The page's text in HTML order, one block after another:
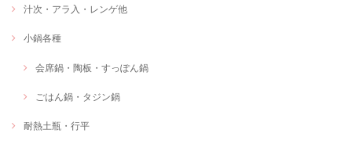
汁次・アラ入・レンゲ他
小鍋各種
会席鍋・陶板・すっぽん鍋
ごはん鍋・タジン鍋
耐熱土瓶・行平